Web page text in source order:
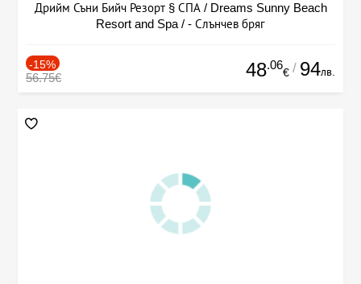
Дрийм Съни Бийч Резорт § СПА / Dreams Sunny Beach
Resort and Spa / - Слънчев бряг
-15%
56.75€ 48.06
€ / 94лв.